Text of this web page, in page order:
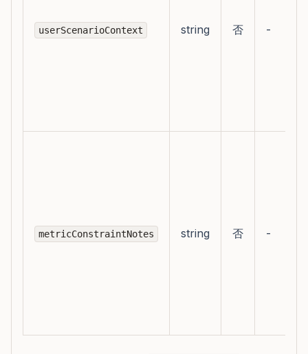
userScenarioContext string 否 -
metricConstraintNotes string 否 -